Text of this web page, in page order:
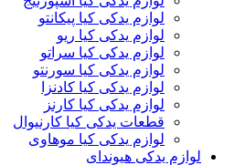
لوازم یدکی کیا پیکانتو
لوازم یدکی کیا ریو
لوازم یدکی کیا سراتو
لوازم یدکی کیا سورنتو
لوازم یدکی کیا کادنزا
لوازم یدکی کیا کارنز
قطعات یدکی کیا کارنیوال
لوازم یدکی کیا موهاوی
لوازم یدکی هیوندای